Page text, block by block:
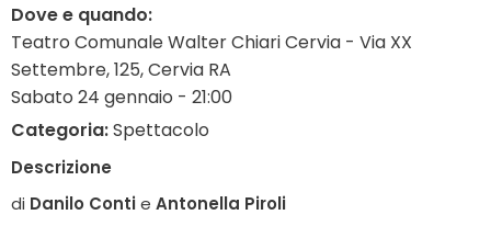
Dove e quando:
Teatro Comunale Walter Chiari Cervia - Via XX
Settembre, 125, Cervia RA
Sabato 24 gennaio - 21:00
Categoria:Spettacolo
Descrizione
di Danilo Contie Antonella Piroli